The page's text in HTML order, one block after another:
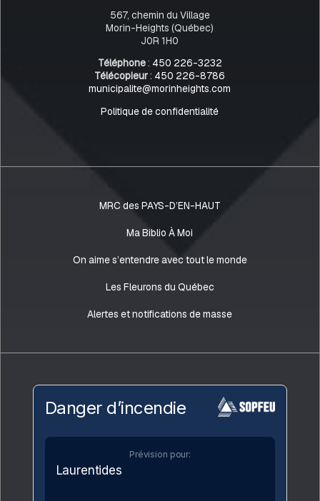
567, chemin du Village
Morin-Heights (Québec)
J0R 1H0
Téléphone: 450 226-3232
Télécopieur: 450 226-8786
municipalite@morinheights.com
Politique de confidentialité
MRC des PAYS-D’EN-HAUT
Ma Biblio À Moi
On aime s’entendre avec tout le monde
Les Fleurons du Québec
Alertes et notifications de masse
Danger d’incendie
Prévision pour:
Laurentides